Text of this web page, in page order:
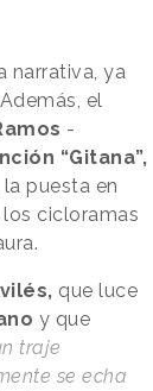
narrativa, ya
el
-
“Gitana”,
puesta en
cicloramas
que luce
y que
traje
se echa